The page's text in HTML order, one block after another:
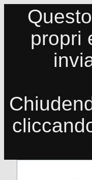
propri